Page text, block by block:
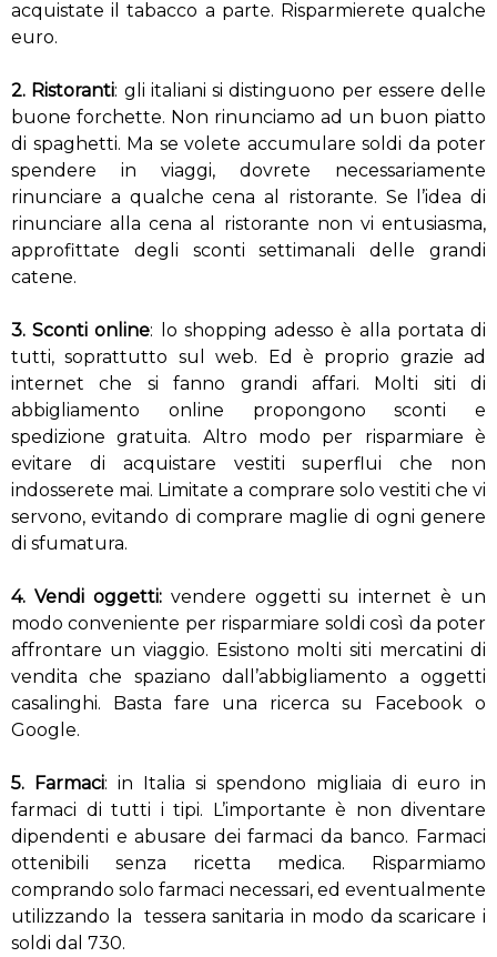
acquistate il tabacco a parte. Risparmierete qualche
euro.
2. Ristoranti: gli italiani si distinguono per essere delle
buone forchette. Non rinunciamo ad un buon piatto
di spaghetti. Ma se volete accumulare soldi da poter
spendere in viaggi, dovrete necessariamente
rinunciare a qualche cena al ristorante. Se l’idea di
rinunciare alla cena al ristorante non vi entusiasma,
approfittate degli sconti settimanali delle grandi
catene.
3. Sconti online: lo shopping adesso è alla portata di
tutti, soprattutto sul web. Ed è proprio grazie ad
internet che si fanno grandi affari. Molti siti di
abbigliamento online propongono sconti e
spedizione gratuita. Altro modo per risparmiare è
evitare di acquistare vestiti superflui che non
indosserete mai. Limitate a comprare solo vestiti che vi
servono, evitando di comprare maglie di ogni genere
di sfumatura.
4. Vendi oggetti:vendere oggetti su internet è un
modo conveniente per risparmiare soldi così da poter
affrontare un viaggio. Esistono molti siti mercatini di
vendita che spaziano dall’abbigliamento a oggetti
casalinghi. Basta fare una ricerca su Facebook o
Google.
5. Farmaci: in Italia si spendono migliaia di euro in
farmaci di tutti i tipi. L’importante è non diventare
dipendenti e abusare dei farmaci da banco. Farmaci
ottenibili senza ricetta medica. Risparmiamo
comprando solo farmaci necessari, ed eventualmente
utilizzando la tessera sanitaria in modo da scaricare i
soldi dal 730.